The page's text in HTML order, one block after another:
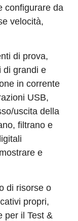
configurare da
velocità,
di prova,
di grandi e
in corrente
USB,
uscita della
filtrano e
e
di risorse o
propri,
per il Test &